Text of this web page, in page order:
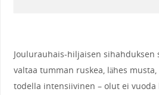
Joulurauhais-hiljaisen sihahduksen
valtaa tumman ruskea, lähes
todella intensiivinen – olut ei vuoda